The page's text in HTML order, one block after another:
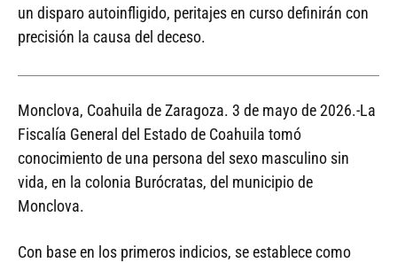
un disparo autoinfligido, peritajes en curso definirán con
precisión la causa del deceso.
Monclova, Coahuila de Zaragoza. 3 de mayo de 2026.-La
Fiscalía General del Estado de Coahuila tomó
conocimiento de una persona del sexo masculino sin
vida, en la colonia Burócratas, del municipio de
Monclova.
Con base en los primeros indicios, se establece como